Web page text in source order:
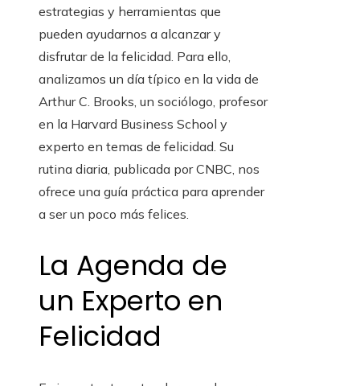
estrategias y herramientas que
pueden ayudarnos a alcanzar y
disfrutar de la felicidad. Para ello,
analizamos un día típico en la vida de
Arthur C. Brooks, un sociólogo, profesor
en la Harvard Business School y
experto en temas de felicidad. Su
rutina diaria, publicada por CNBC, nos
ofrece una guía práctica para aprender
a ser un poco más felices.
La Agenda de
un Experto en
Felicidad